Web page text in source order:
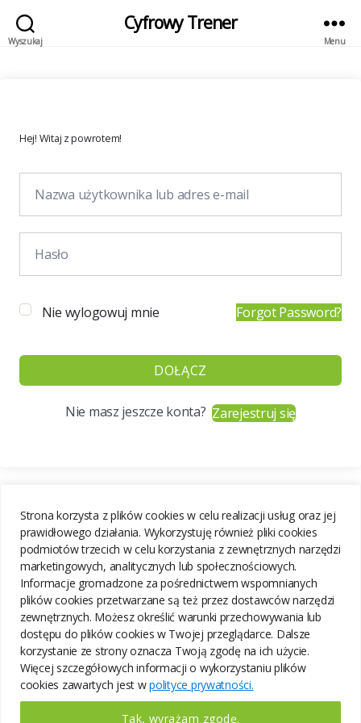
Strona korzysta z plików cookies w celu realizacji usług oraz jej
prawidłowego działania. Wykorzystuję również pliki cookies
podmiotów trzecich w celu korzystania z zewnętrznych narzędzi
marketingowych, analitycznych lub społecznościowych.
Informacje gromadzone za pośrednictwem wspomnianych
plików cookies przetwarzane są też przez dostawców narzędzi
zewnętrznych. Możesz określić warunki przechowywania lub
dostępu do plików cookies w Twojej przeglądarce. Dalsze
korzystanie ze strony oznacza Twoją zgodę na ich użycie.
Więcej szczegółowych informacji o wykorzystaniu plików
cookies zawartych jest wpolityce prywatności.
Tak, wyrażam zgodę.
Wyszukaj
Cyfrowy Trener
Menu
Hej! Witaj z powrotem!
Nie wylogowuj mnie Forgot Password?
DOŁĄCZ
Nie masz jeszcze konta?Zarejestruj się